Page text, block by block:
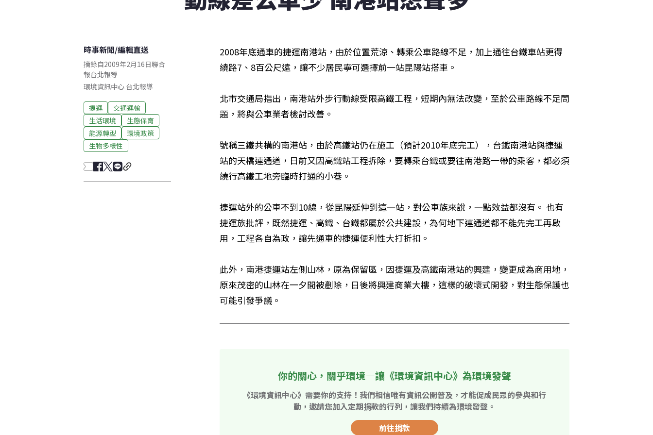
時事新聞/編輯直送
摘錄自2009年2月16日聯合
報台北報導
環境資訊中心 台北報導
捷運
交通運輸
生活環境
生態保育
能源轉型
環境政策
生物多樣性
2008年底通車的捷運南港站，由於位置荒涼、轉乘公車路線不足，加上通往台鐵車站更得
繞路7、8百公尺遠，讓不少居民寧可選擇前一站昆陽站搭車。
北市交通局指出，南港站外步行動線受限高鐵工程，短期內無法改變，至於公車路線不足問
題，將與公車業者檢討改善。
號稱三鐵共構的南港站，由於高鐵站仍在施工（預計2010年底完工），台鐵南港站與捷運
站的天橋連通道，日前又因高鐵站工程拆除，要轉乘台鐵或要往南港路一帶的乘客，都必須
繞行高鐵工地旁臨時打通的小巷。
捷運站外的公車不到10線，從昆陽延伸到這一站，對公車族來說，一點效益都沒有。 也有
捷運族批評，既然捷運、高鐵、台鐵都屬於公共建設，為何地下連通道都不能先完工再啟
用，工程各自為政，讓先通車的捷運便利性大打折扣。
此外，南港捷運站左側山林，原為保留區，因捷運及高鐵南港站的興建，變更成為商用地，
原來茂密的山林在一夕間被剷除，日後將興建商業大樓，這樣的破壞式開發，對生態保護也
可能引發爭議。
你的關心，關乎環境—讓《環境資訊中心》為環境發聲
《環境資訊中心》需要你的支持！我們相信唯有資訊公開普及，才能促成民眾的參與和行
動，邀請您加入定期捐款的行列，讓我們持續為環境發聲。
前往捐款